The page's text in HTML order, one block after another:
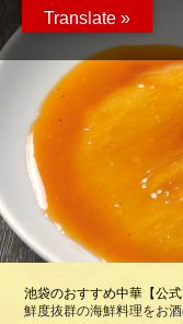
池袋のおすすめ中華【
鮮度抜群の海鮮料理をお
Translate »